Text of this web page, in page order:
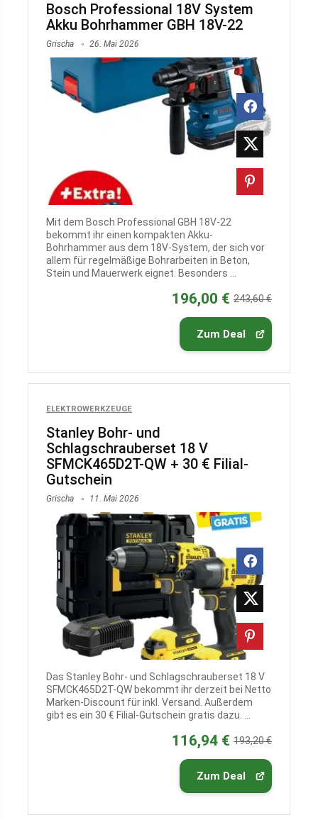
Bosch Professional 18V System
Akku Bohrhammer GBH 18V-22
Grischa 26. Mai 2026
Mit dem Bosch Professional GBH 18V-22
bekommt ihr einen kompakten Akku-
Bohrhammer aus dem 18V-System, der sich vor
allem für regelmäßige Bohrarbeiten in Beton,
Stein und Mauerwerk eignet. Besonders ...
196,00 € 243,60 €
Zum Deal
ELEKTROWERKZEUGE
Stanley Bohr- und
Schlagschrauberset 18 V
SFMCK465D2T-QW + 30 € Filial-
Gutschein
Grischa 11. Mai 2026
Das Stanley Bohr- und Schlagschrauberset 18 V
SFMCK465D2T-QW bekommt ihr derzeit bei Netto
Marken-Discount für inkl. Versand. Außerdem
gibt es ein 30 € Filial-Gutschein gratis dazu. ...
116,94 € 193,20 €
Zum Deal